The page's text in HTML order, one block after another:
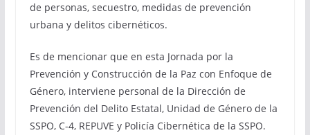
de personas, secuestro, medidas de prevención
urbana y delitos cibernéticos.
Es de mencionar que en esta Jornada por la
Prevención y Construcción de la Paz con Enfoque de
Género, interviene personal de la Dirección de
Prevención del Delito Estatal, Unidad de Género de la
SSPO, C-4, REPUVE y Policía Cibernética de la SSPO.